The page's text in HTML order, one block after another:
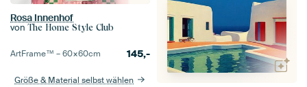
Rosa Innenhof
von The Home Style Club
ArtFrame™ –60×60cm 145,-
Größe & Material selbst wählen